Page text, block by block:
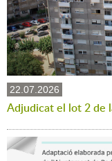
22.07.2026
Adjudicat el lot 2 de